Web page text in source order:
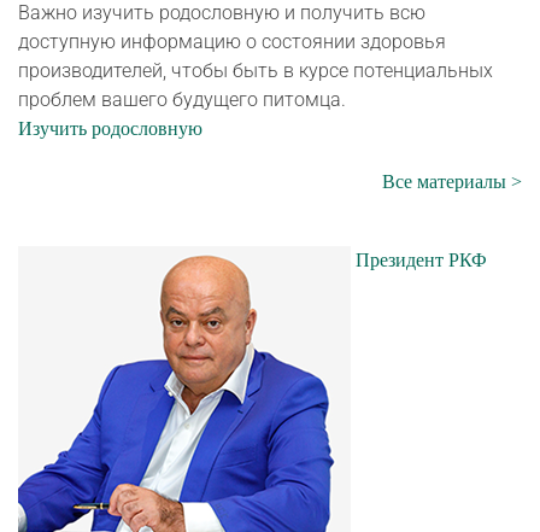
Важно изучить родословную и получить всю
доступную информацию о состоянии здоровья
производителей, чтобы быть в курсе потенциальных
проблем вашего будущего питомца.
Изучить родословную
Все материалы >
Президент РКФ